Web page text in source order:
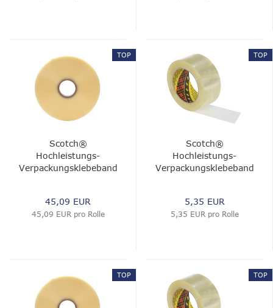
TOP
Scotch®
Hochleistungs-
Verpackungsklebeband
mm
45,09 EUR
45,09 EUR pro Rolle
TOP
Scotch®
Hochleistungs-
Verpackungsklebeband
mm
5,35 EUR
5,35 EUR pro Rolle
TOP TOP